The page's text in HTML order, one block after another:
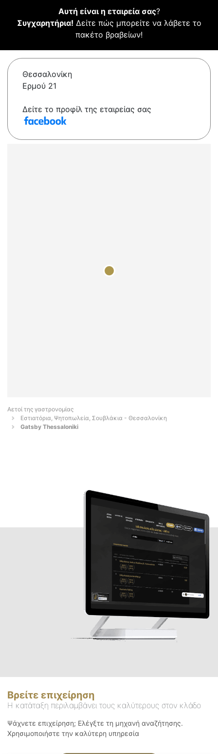
Αυτή είναι η εταιρεία σας?
Συγχαρητήρια! Δείτε πώς μπορείτε να λάβετε το
πακέτο βραβείων!
Θεσσαλονίκη
Ερμού 21
Δείτε το προφίλ της εταιρείας σας
Αετοί της γαστρονομίας
Εστιατόρια, Ψητοπωλεία, Σουβλάκια - Θεσσαλονίκη
Gatsby Thessaloniki
Βρείτε επιχείρηση
Η κατάταξη περιλαμβάνει τους καλύτερους στον κλάδο
Ψάχνετε επιχείρηση; Ελέγξτε τη μηχανή αναζήτησης.
Χρησιμοποιήστε την καλύτερη υπηρεσία